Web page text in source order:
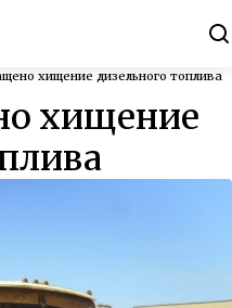
хищение дизельного топлива
хищение